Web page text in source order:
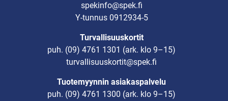
spekinfo@spek.fi
Y-tunnus 0912934-5
Turvallisuuskortit
puh. (09) 4761 1301 (ark. klo 9–15)
turvallisuuskortit@spek.fi
Tuotemyynnin asiakaspalvelu
puh. (09) 4761 1300 (ark. klo 9–15)